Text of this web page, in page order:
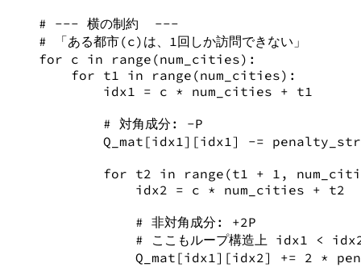
# --- 横の制約  ---
# 「ある都市(c)は、1回しか訪問できない」
for c in range (num_cities):
for t1 in range (num_cities):
idx1 = c * num_cities + t1
# 対角成分: -P
Q_mat[idx1][idx1] -=
for t2 in range (t1 + 1 ,
idx2 = c * num_cities + t2
# 非対角成分: +2P
# ここもループ構造上 idx1 < idx2
Q_mat[idx1][idx2] += 2 *